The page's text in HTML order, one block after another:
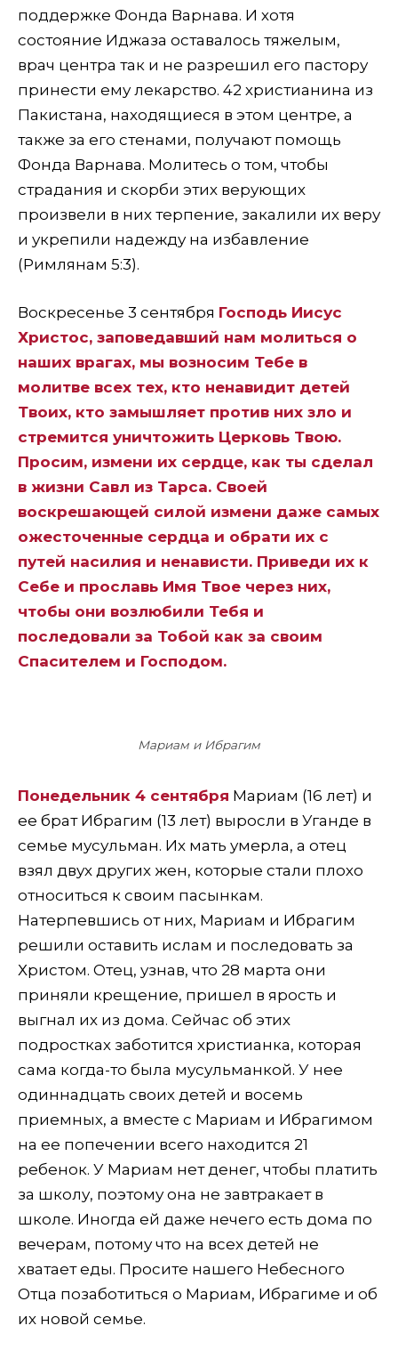
поддержке Фонда Варнава. И хотя
состояние Иджаза оставалось тяжелым,
врач центра так и не разрешил его пастору
принести ему лекарство. 42 христианина из
Пакистана, находящиеся в этом центре, а
также за его стенами, получают помощь
Фонда Варнава. Молитесь о том, чтобы
страдания и скорби этих верующих
произвели в них терпение, закалили их веру
и укрепили надежду на избавление
(Римлянам 5:3).
Воскресенье 3 сентября Господь Иисус
Христос, заповедавший нам молиться о
наших врагах, мы возносим Тебе в
молитве всех тех, кто ненавидит детей
Твоих, кто замышляет против них зло и
стремится уничтожить Церковь Твою.
Просим, измени их сердце, как ты сделал
в жизни Савл из Тарса. Своей
воскрешающей силой измени даже самых
ожесточенные сердца и обрати их с
путей насилия и ненависти. Приведи их к
Себе и прославь Имя Твое через них,
чтобы они возлюбили Тебя и
последовали за Тобой как за своим
Спасителем и Господом.
Мариам и Ибрагим
Понедельник 4 сентября Мариам (16 лет) и
ее брат Ибрагим (13 лет) выросли в Уганде в
семье мусульман. Их мать умерла, а отец
взял двух других жен, которые стали плохо
относиться к своим пасынкам.
Натерпевшись от них, Мариам и Ибрагим
решили оставить ислам и последовать за
Христом. Отец, узнав, что 28 марта они
приняли крещение, пришел в ярость и
выгнал их из дома. Сейчас об этих
подростках заботится христианка, которая
сама когда-то была мусульманкой. У нее
одиннадцать своих детей и восемь
приемных, а вместе с Мариам и Ибрагимом
на ее попечении всего находится 21
ребенок. У Мариам нет денег, чтобы платить
за школу, поэтому она не завтракает в
школе. Иногда ей даже нечего есть дома по
вечерам, потому что на всех детей не
хватает еды. Просите нашего Небесного
Отца позаботиться о Мариам, Ибрагиме и об
их новой семье.